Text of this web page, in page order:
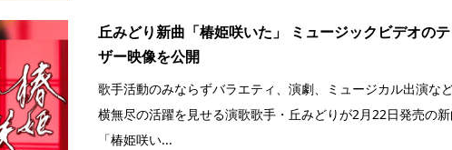
丘みどり新曲「椿姫咲いた」 ミュージックビデオのテ
ザー映像を公開
歌手活動のみならずバラエティ、演劇、ミュージカル出演な
横無尽の活躍を見せる演歌歌手・丘みどりが2月22日発売の新
「椿姫咲い...